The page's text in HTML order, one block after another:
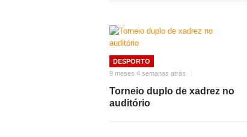
DESPORTO
9 meses 4 semanas atrás
Torneio duplo de xadrez no
auditório